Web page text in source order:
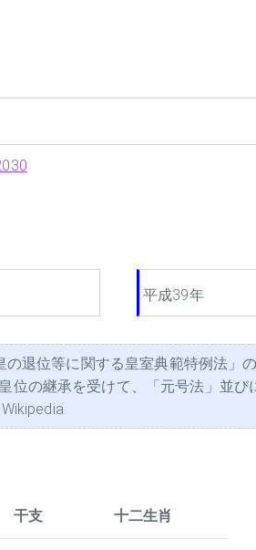
平成39年
退位等に関する皇室典範特例法」
位の継承を受けて、「元号法」並
干支 十二生肖